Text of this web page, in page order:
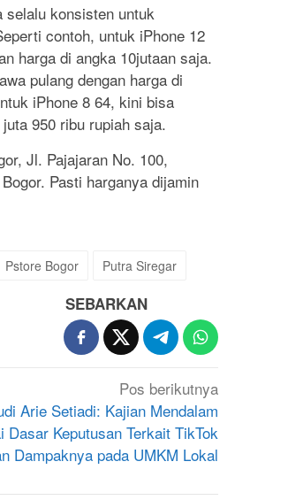
selalu konsisten untuk
contoh, untuk iPhone 12
harga di angka 10jutaan saja.
pulang dengan harga di
iPhone 8 64, kini bisa
950 ribu rupiah saja.
Jl. Pajajaran No. 100,
Pasti harganya dijamin
Pstore Bogor Putra Siregar
SEBARKAN
Pos berikutnya
Arie Setiadi: Kajian Mendalam
Dasar Keputusan Terkait TikTok
Dampaknya pada UMKM Lokal